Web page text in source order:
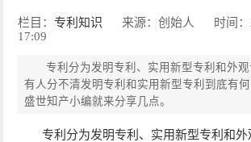
栏目：专利知识 来源：创始人
时间
17:09
专利分为发明专利、实用新型专利和外
有人分不清发明专利和实用新型专利到底有
盛世知产小编就来分享几点。
专利分为发明专利、实用新型专利和